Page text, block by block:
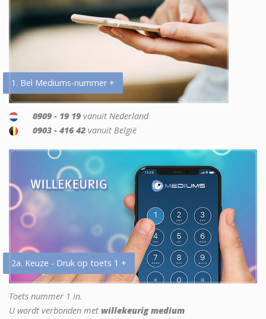
1. Bel Mediums-nummer +
0909 - 19 19 vanuit Nederland
0903 - 416 42 vanuit België
2a. Keuze - Druk op toets 1 +
Toets nummer 1 in.
U wordt verbonden met willekeurig medium